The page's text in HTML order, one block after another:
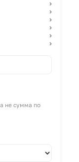
⌄
⌄
⌄
⌄
⌄
⌄
не сумма по